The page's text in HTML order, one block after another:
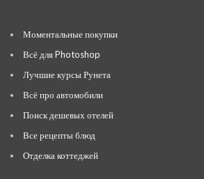
Моментальные покупки
Всё для Photoshop
Лучшие курсы Рунета
Всё про автомобили
Поиск дешевых отелей
Все рецепты блюд
Отделка коттеджей